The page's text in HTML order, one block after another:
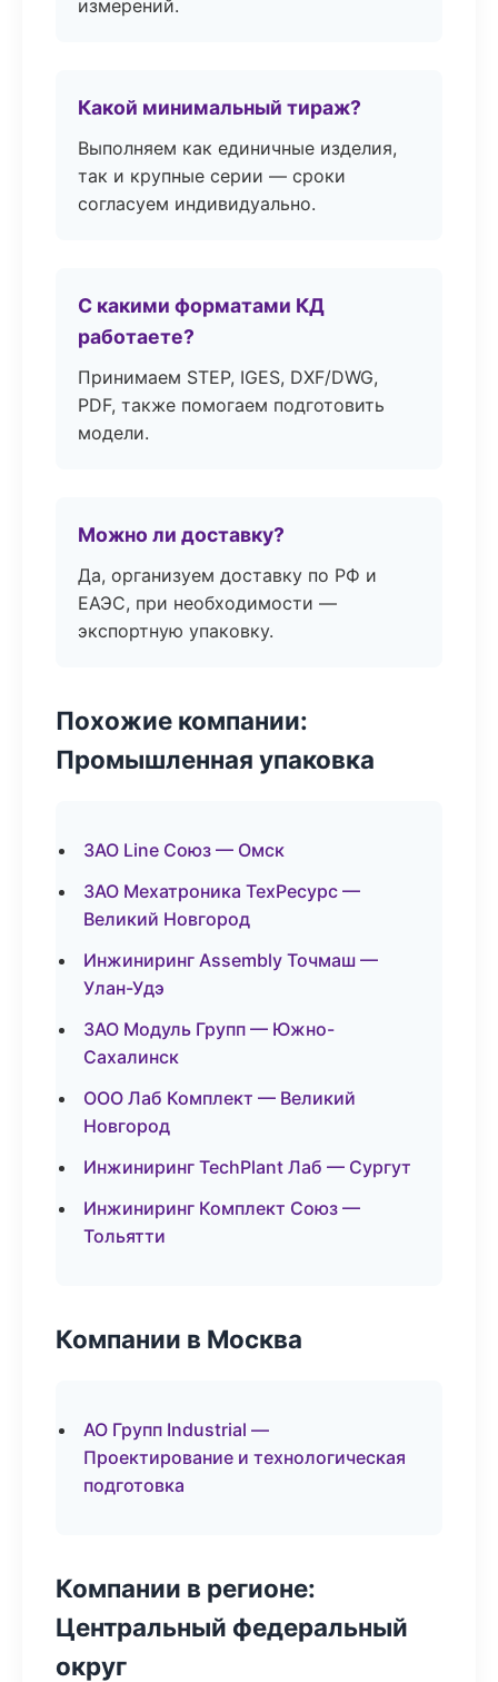
измерений.
Какой минимальный тираж?
Выполняем как единичные изделия,
так и крупные серии — сроки
согласуем индивидуально.
С какими форматами КД
работаете?
Принимаем STEP, IGES, DXF/DWG,
PDF, также помогаем подготовить
модели.
Можно ли доставку?
Да, организуем доставку по РФ и
ЕАЭС, при необходимости —
экспортную упаковку.
Похожие компании:
Промышленная упаковка
ЗАО Line Союз — Омск
ЗАО Мехатроника ТехРесурс —
Великий Новгород
Инжиниринг Assembly Точмаш —
Улан-Удэ
ЗАО Модуль Групп — Южно-
Сахалинск
ООО Лаб Комплект — Великий
Новгород
Инжиниринг TechPlant Лаб — Сургут
Инжиниринг Комплект Союз —
Тольятти
Компании в Москва
АО Групп Industrial —
Проектирование и технологическая
подготовка
Компании в регионе:
Центральный федеральный
округ